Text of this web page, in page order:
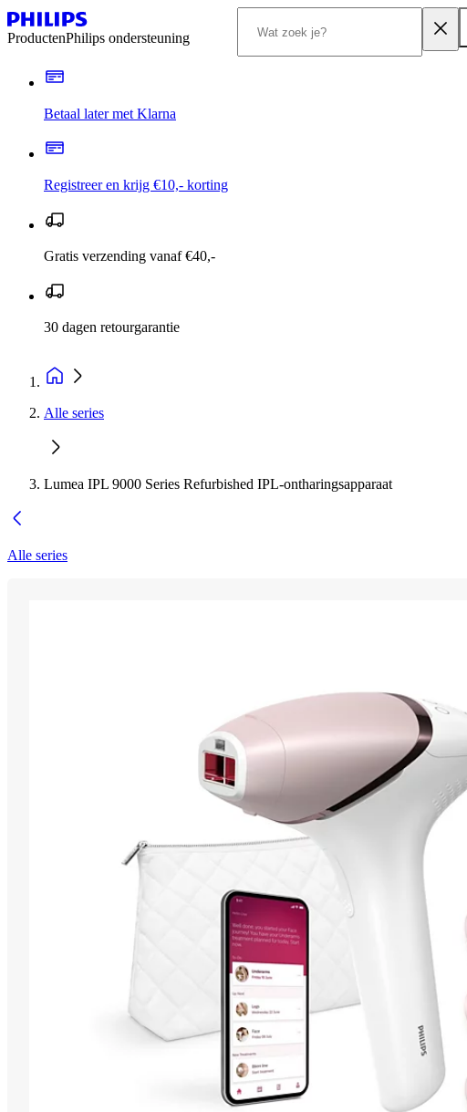
ProductenPhilips ondersteuning
Betaal later met Klarna
Registreer en krijg €10,- korting
Gratis verzending vanaf €40,-
30 dagen retourgarantie
Alle series
Lumea IPL 9000 Series Refurbished IPL-ontharingsapparaat
Alle series